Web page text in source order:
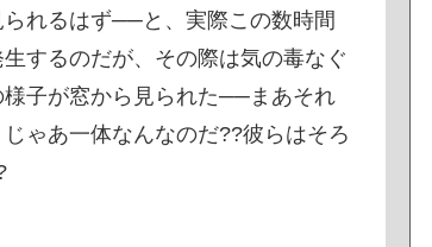
れるはず──と、実際この数時間
するのだが、その際は気の毒なぐ
子が窓から見られた──まあそれ
ゃあ一体なんなのだ??彼らはそろ